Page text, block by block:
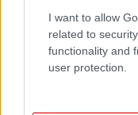
I want to allow
related to
functionality and
user protection.